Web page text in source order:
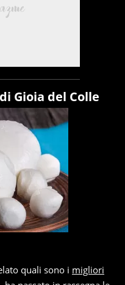
Gioia del Colle
quali sono i migliori